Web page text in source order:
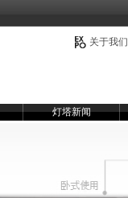
灯塔新闻
关于我们